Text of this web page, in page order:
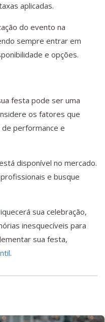
aplicadas.
do evento na
sempre entrar em
e opções.
festa pode ser uma
os fatores que
performance e
disponível no mercado.
e busque
sua celebração,
inesquecíveis para
sua festa,
.